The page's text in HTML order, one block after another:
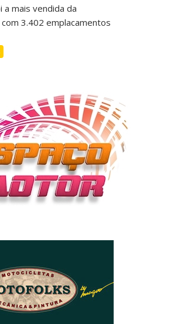
a mais vendida da
3.402 emplacamentos